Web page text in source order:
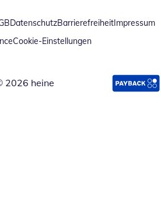
DatenschutzBarrierefreiheitImpressum
Cookie-Einstellungen
2026 heine